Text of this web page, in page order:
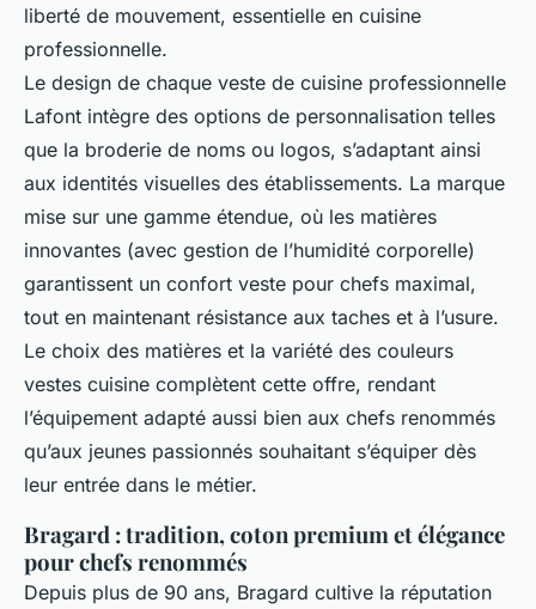
liberté de mouvement, essentielle en cuisine
professionnelle.
Le design de chaque veste de cuisine professionnelle
Lafont intègre des options de personnalisation telles
que la broderie de noms ou logos, s’adaptant ainsi
aux identités visuelles des établissements. La marque
mise sur une gamme étendue, où les matières
innovantes (avec gestion de l’humidité corporelle)
garantissent un confort veste pour chefs maximal,
tout en maintenant résistance aux taches et à l’usure.
Le choix des matières et la variété des couleurs
vestes cuisine complètent cette offre, rendant
l’équipement adapté aussi bien aux chefs renommés
qu’aux jeunes passionnés souhaitant s’équiper dès
leur entrée dans le métier.
Bragard : tradition, coton premium et élégance
pour chefs renommés
Depuis plus de 90 ans, Bragard cultive la réputation